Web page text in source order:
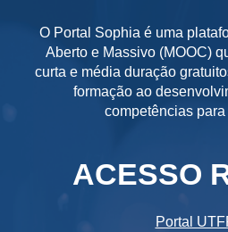
O Portal Sophia é uma
Aberto e Massivo (MOOC)
curta e média duração
formação ao
competências
ACESSO
Portal